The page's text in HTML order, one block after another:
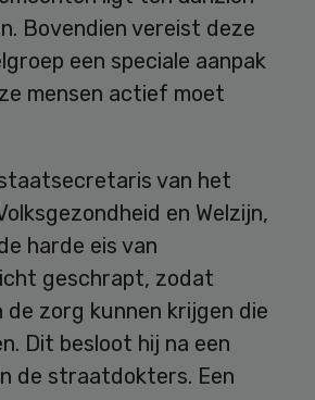
Bovendien vereist deze
een speciale aanpak
mensen actief moet
van het
en Welzijn,
harde eis van
geschrapt, zodat
zorg kunnen krijgen die
Dit besloot hij na een
de straatdokters. Een